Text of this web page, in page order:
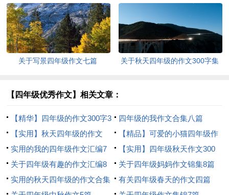
300字四篇
关于写景四年级作文七篇
关于秋天四年级的作文300字集
【四年级优秀作文】相关文章：
【精华】四年级的作文300字3
篇
四年级的我作文合集八篇
【实用】秋天四年级的作文
300字4篇
【精品】可爱的小猫四年级作
文300字合集8篇
实用的我的四年级作文汇编7
篇
【实用】四年级秋天作文300
字10篇
关于四年级有趣的作文汇编8
篇
关于四年级妈妈作文锦集8篇
实用的秋天四年级的作文合集
有关四年级春天的作文四篇